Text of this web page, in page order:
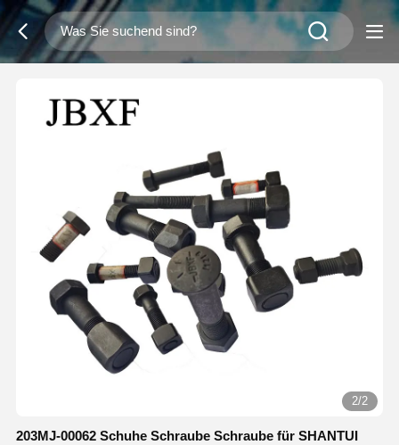
1/2
203MJ-00062 Schuhe Schraube Schraube für SHANTUI